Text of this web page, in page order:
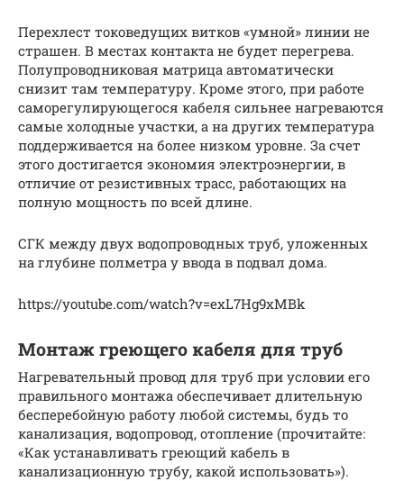
Перехлест токоведущих витков «умной» линии не
страшен. В местах контакта не будет перегрева.
Полупроводниковая матрица автоматически
снизит там температуру. Кроме этого, при работе
саморегулирующегося кабеля сильнее нагреваются
самые холодные участки, а на других температура
поддерживается на более низком уровне. За счет
этого достигается экономия электроэнергии, в
отличие от резистивных трасс, работающих на
полную мощность по всей длине.
СГК между двух водопроводных труб, уложенных
на глубине полметра у ввода в подвал дома.
https://youtube.com/watch?v=exL7Hg9xMBk
Монтаж греющего кабеля для труб
Нагревательный провод для труб при условии его
правильного монтажа обеспечивает длительную
бесперебойную работу любой системы, будь то
канализация, водопровод, отопление (прочитайте:
«Как устанавливать греющий кабель в
канализационную трубу, какой использовать»).